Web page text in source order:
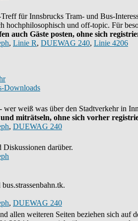
für Innsbrucks Tram- und Bus-
hochphilosophisch und off-topic. Für
auch Gäste posten, ohne sich
, Linie R, DUEWAG 240, Linie 4206
Downloads
weiß was über den Stadtverkehr in
miträtseln, ohne sich vorher
, DUEWAG 240
darüber.
, DUEWAG 240
weiteren Seiten beziehen sich auf